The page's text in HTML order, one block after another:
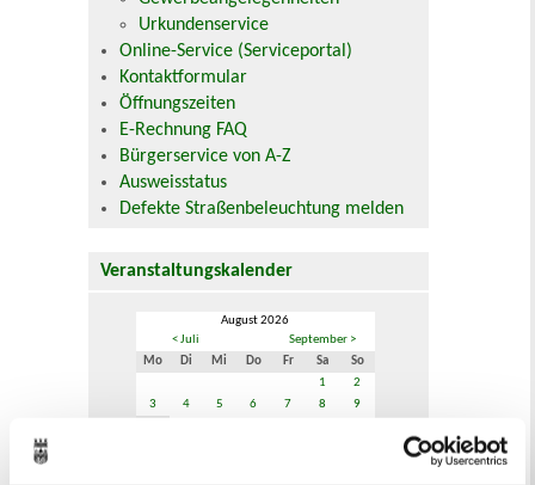
Urkundenservice
Online-Service (Serviceportal)
Kontaktformular
Öffnungszeiten
E-Rechnung FAQ
Bürgerservice von A-Z
Ausweisstatus
Defekte Straßenbeleuchtung melden
Veranstaltungskalender
August 2026
< Juli
September >
Mo
Di Mi Do Fr Sa
So
1
2
3
4 5 6 7 8
9